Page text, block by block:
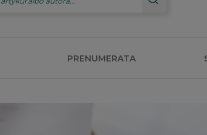
PRENUMERATA